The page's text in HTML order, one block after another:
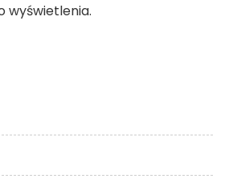
wyświetlenia.